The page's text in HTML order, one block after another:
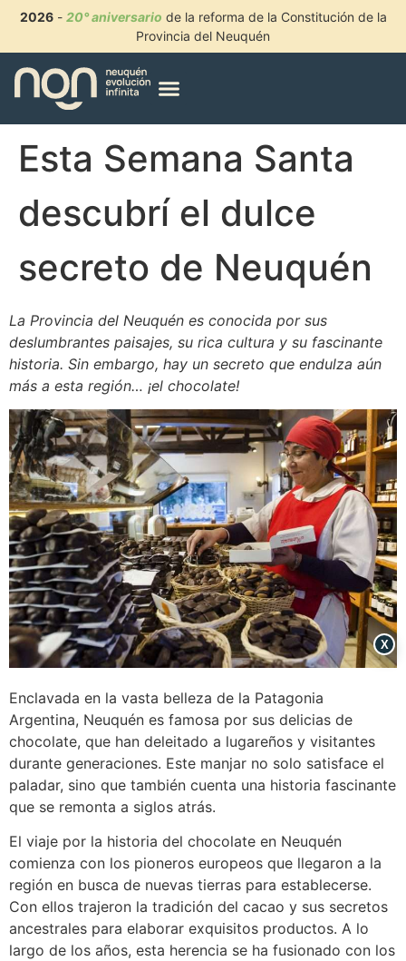
2026- 20° aniversario de la reforma de la Constitución de la
Provincia del Neuquén
Esta Semana Santa
descubrí el dulce
secreto de Neuquén
La Provincia del Neuquén es conocida por sus
deslumbrantes paisajes, su rica cultura y su fascinante
historia. Sin embargo, hay un secreto que endulza aún
más a esta región… ¡el chocolate!
Enclavada en la vasta belleza de la Patagonia
Argentina, Neuquén es famosa por sus delicias de
chocolate, que han deleitado a lugareños y visitantes
durante generaciones. Este manjar no solo satisface el
paladar, sino que también cuenta una historia fascinante
que se remonta a siglos atrás.
El viaje por la historia del chocolate en Neuquén
comienza con los pioneros europeos que llegaron a la
región en busca de nuevas tierras para establecerse.
Con ellos trajeron la tradición del cacao y sus secretos
ancestrales para elaborar exquisitos productos. A lo
largo de los años, esta herencia se ha fusionado con los
X